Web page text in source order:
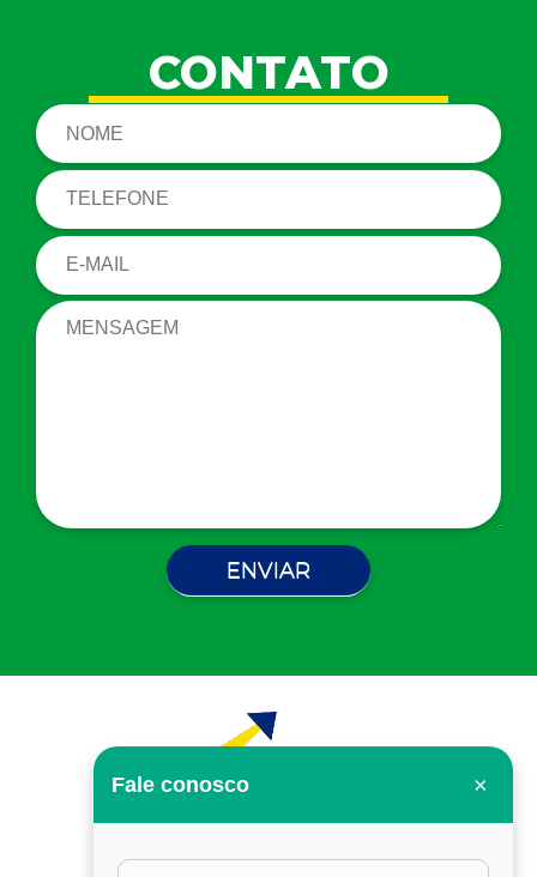
CONTATO
Fale conosco ×